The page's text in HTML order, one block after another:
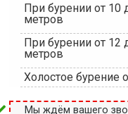
При бурении от 10
метров
При бурении от 12
метров
Холостое бурение
Мы ждём вашего